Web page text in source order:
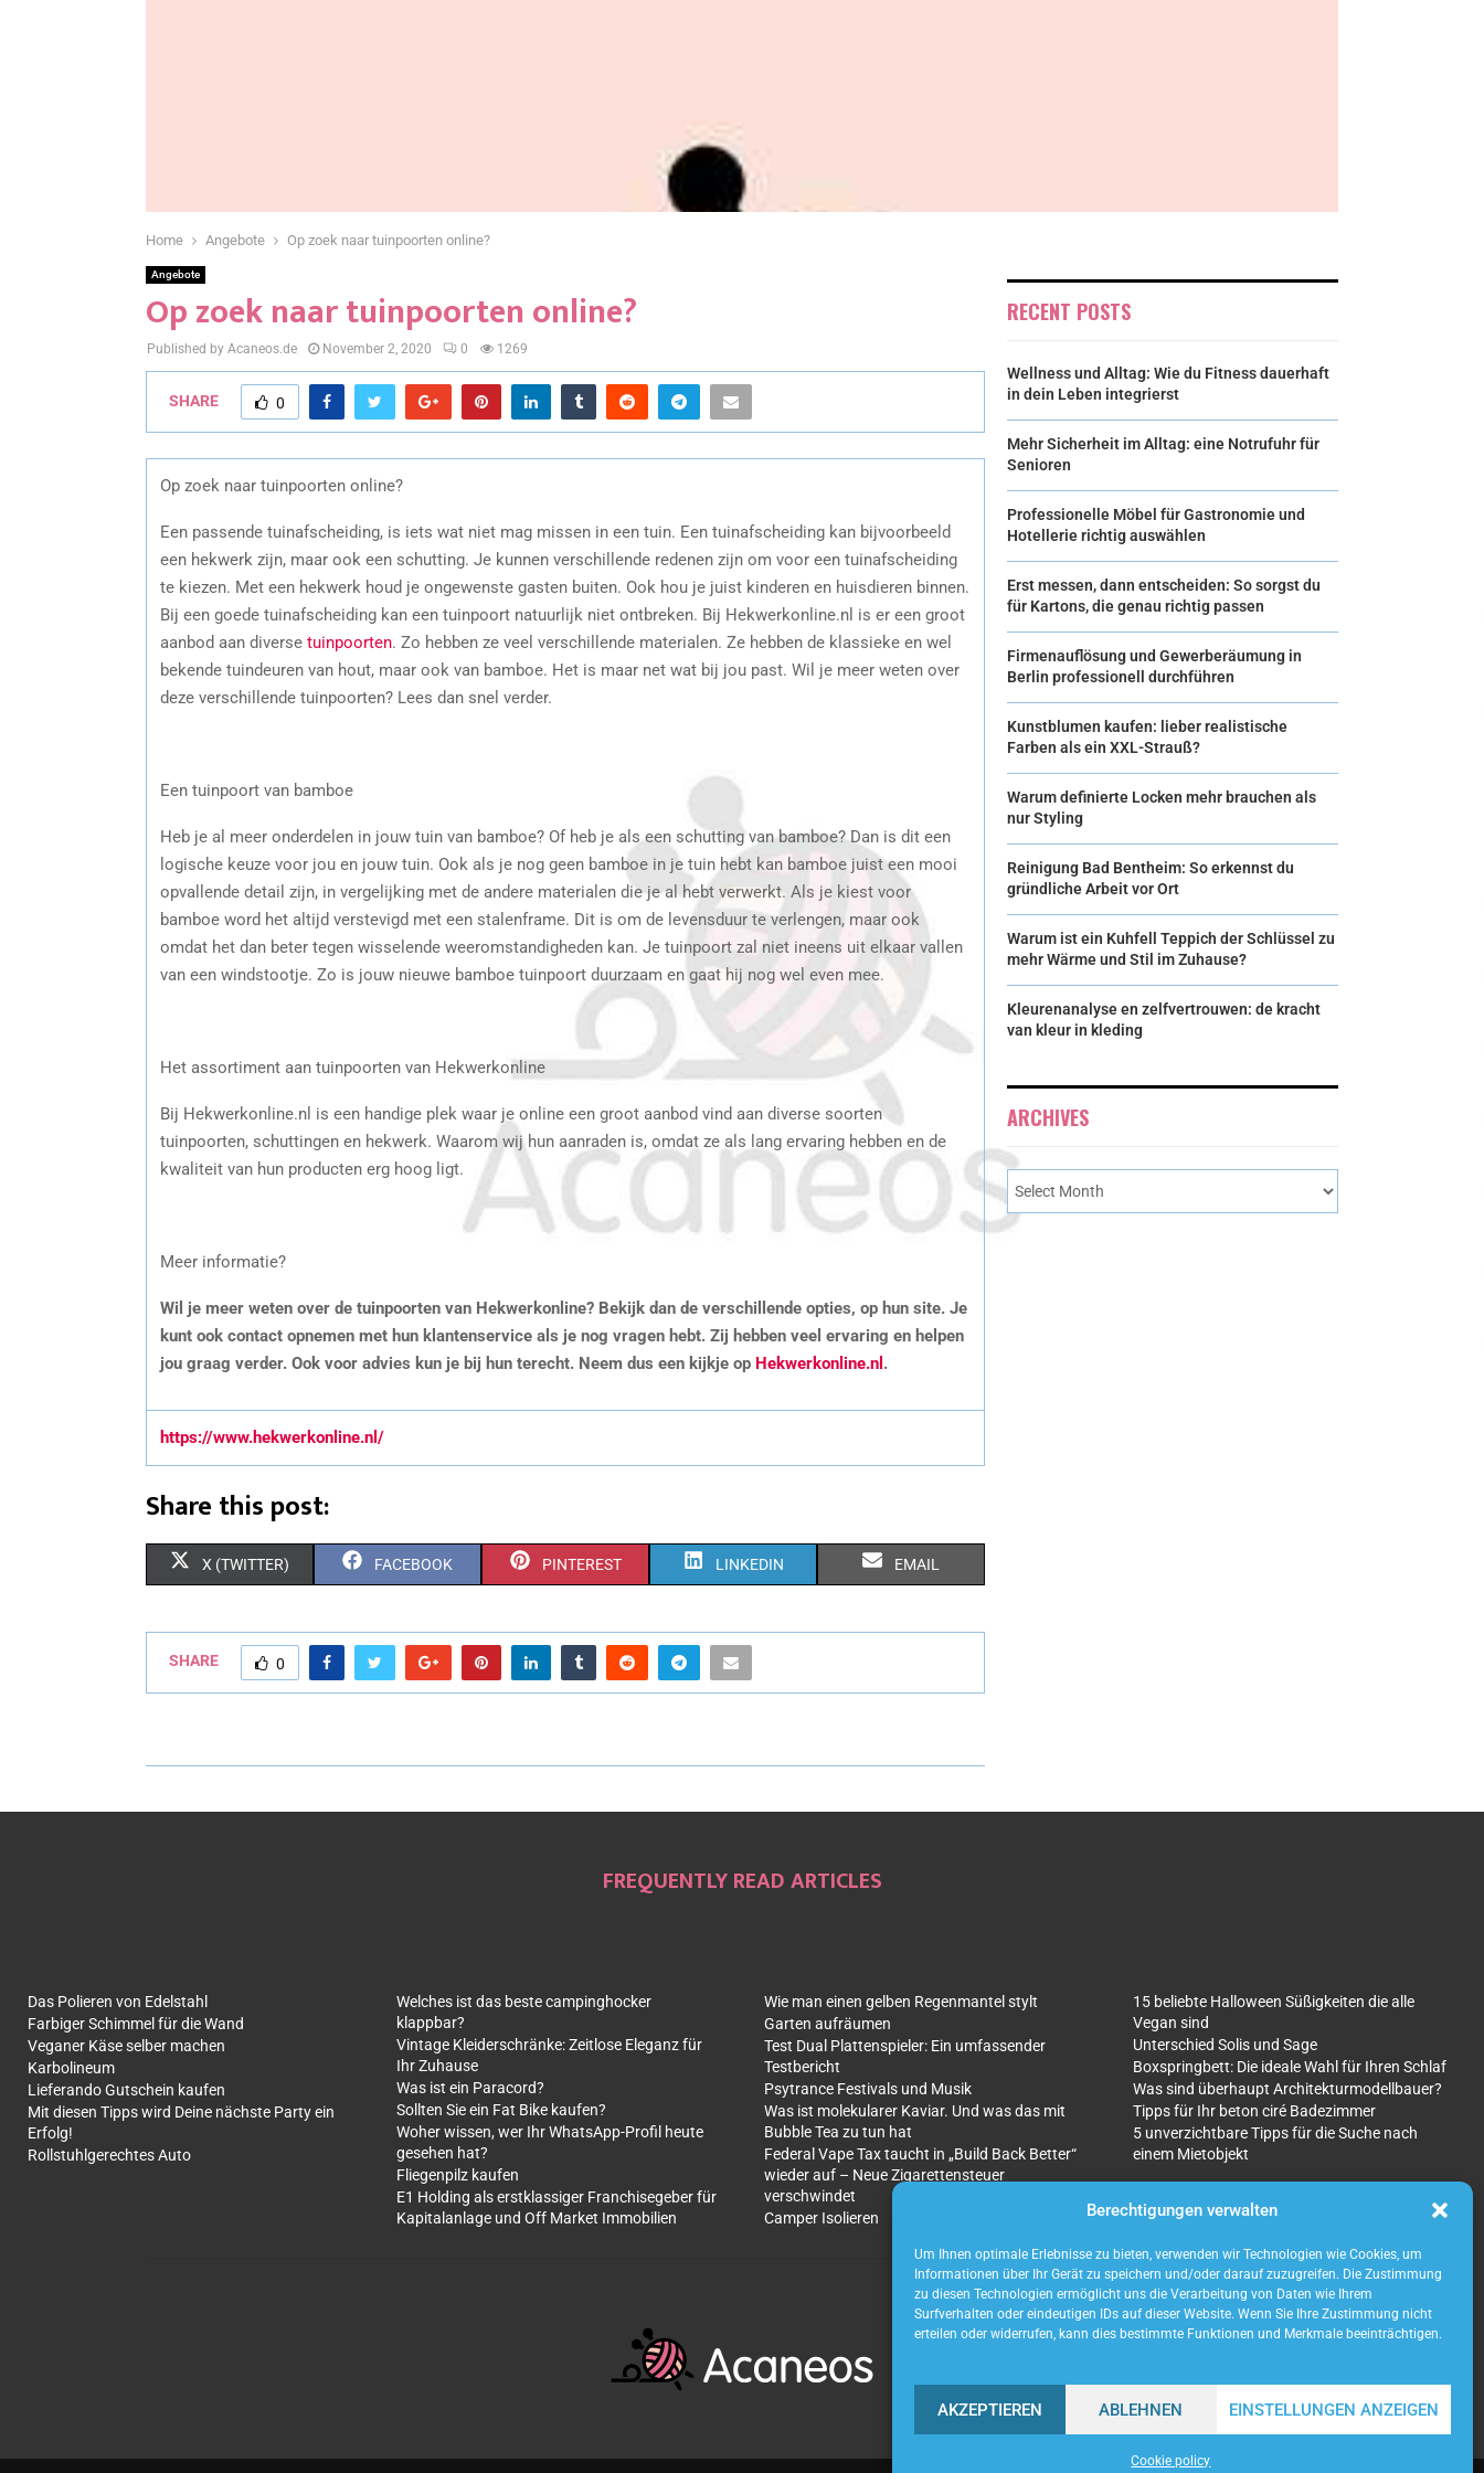
Berechtigungen verwalten
Um Ihnen optimale Erlebnisse zu bieten, verwenden wir Technologien wie Cookies, um
Informationen über Ihr Gerät zu speichern und/oder darauf zuzugreifen. Die Zustimmung
zu diesen Technologien ermöglicht uns die Verarbeitung von Daten wie Ihrem
Surfverhalten oder eindeutigen IDs auf dieser Website. Wenn Sie Ihre Zustimmung nicht
erteilen oder widerrufen, kann dies bestimmte Funktionen und Merkmale beeinträchtigen.
AKZEPTIEREN ABLEHNEN EINSTELLUNGEN ANZEIGEN
Cookie policy
Home Angebote Op zoek naar tuinpoorten online?
Angebote
Op zoek naar tuinpoorten online?
Published by Acaneos.de November 2, 2020 0 1269
SHARE 0
Op zoek naar tuinpoorten online?
Een passende tuinafscheiding, is iets wat niet mag missen in een tuin. Een tuinafscheiding kan bijvoorbeeld
een hekwerk zijn, maar ook een schutting. Je kunnen verschillende redenen zijn om voor een tuinafscheiding
te kiezen. Met een hekwerk houd je ongewenste gasten buiten. Ook hou je juist kinderen en huisdieren binnen.
Bij een goede tuinafscheiding kan een tuinpoort natuurlijk niet ontbreken. Bij Hekwerkonline.nl is er een groot
aanbod aan diverse tuinpoorten. Zo hebben ze veel verschillende materialen. Ze hebben de klassieke en wel
bekende tuindeuren van hout, maar ook van bamboe. Het is maar net wat bij jou past. Wil je meer weten over
deze verschillende tuinpoorten? Lees dan snel verder.
Een tuinpoort van bamboe
Heb je al meer onderdelen in jouw tuin van bamboe? Of heb je als een schutting van bamboe? Dan is dit een
logische keuze voor jou en jouw tuin. Ook als je nog geen bamboe in je tuin hebt kan bamboe juist een mooi
opvallende detail zijn, in vergelijking met de andere materialen die je al hebt verwerkt. Als je kiest voor
bamboe word het altijd verstevigd met een stalenframe. Dit is om de levensduur te verlengen, maar ook
omdat het dan beter tegen wisselende weeromstandigheden kan. Je tuinpoort zal niet ineens uit elkaar vallen
van een windstootje. Zo is jouw nieuwe bamboe tuinpoort duurzaam en gaat hij nog wel even mee.
Het assortiment aan tuinpoorten van Hekwerkonline
Bij Hekwerkonline.nl is een handige plek waar je online een groot aanbod vind aan diverse soorten
tuinpoorten, schuttingen en hekwerk. Waarom wij hun aanraden is, omdat ze als lang ervaring hebben en de
kwaliteit van hun producten erg hoog ligt.
Meer informatie?
Wil je meer weten over de tuinpoorten van Hekwerkonline? Bekijk dan de verschillende opties, op hun site. Je
kunt ook contact opnemen met hun klantenservice als je nog vragen hebt. Zij hebben veel ervaring en helpen
jou graag verder. Ook voor advies kun je bij hun terecht. Neem dus een kijkje op Hekwerkonline.nl .
https://www.hekwerkonline.nl/
Share this post:
X (TWITTER) FACEBOOK PINTEREST LINKEDIN EMAIL
SHARE 0
RECENT POSTS
Wellness und Alltag: Wie du Fitness dauerhaft
in dein Leben integrierst
Mehr Sicherheit im Alltag: eine Notrufuhr für
Senioren
Professionelle Möbel für Gastronomie und
Hotellerie richtig auswählen
Erst messen, dann entscheiden: So sorgst du
für Kartons, die genau richtig passen
Firmenauflösung und Gewerberäumung in
Berlin professionell durchführen
Kunstblumen kaufen: lieber realistische
Farben als ein XXL-Strauß?
Warum definierte Locken mehr brauchen als
nur Styling
Reinigung Bad Bentheim: So erkennst du
gründliche Arbeit vor Ort
Warum ist ein Kuhfell Teppich der Schlüssel zu
mehr Wärme und Stil im Zuhause?
Kleurenanalyse en zelfvertrouwen: de kracht
van kleur in kleding
ARCHIVES
FREQUENTLY READ ARTICLES
Das Polieren von Edelstahl
Farbiger Schimmel für die Wand
Veganer Käse selber machen
Karbolineum
Lieferando Gutschein kaufen
Mit diesen Tipps wird Deine nächste Party ein
Erfolg!
Rollstuhlgerechtes Auto
Welches ist das beste campinghocker
klappbar?
Vintage Kleiderschränke: Zeitlose Eleganz für
Ihr Zuhause
Was ist ein Paracord?
Sollten Sie ein Fat Bike kaufen?
Woher wissen, wer Ihr WhatsApp-Profil heute
gesehen hat?
Fliegenpilz kaufen
E1 Holding als erstklassiger Franchisegeber für
Kapitalanlage und Off Market Immobilien
Wie man einen gelben Regenmantel stylt
Garten aufräumen
Test Dual Plattenspieler: Ein umfassender
Testbericht
Psytrance Festivals und Musik
Was ist molekularer Kaviar. Und was das mit
Bubble Tea zu tun hat
Federal Vape Tax taucht in „Build Back Better“
wieder auf – Neue Zigarettensteuer
verschwindet
Camper Isolieren
15 beliebte Halloween Süßigkeiten die alle
Vegan sind
Unterschied Solis und Sage
Boxspringbett: Die ideale Wahl für Ihren Schlaf
Was sind überhaupt Architekturmodellbauer?
Tipps für Ihr beton ciré Badezimmer
5 unverzichtbare Tipps für die Suche nach
einem Mietobjekt